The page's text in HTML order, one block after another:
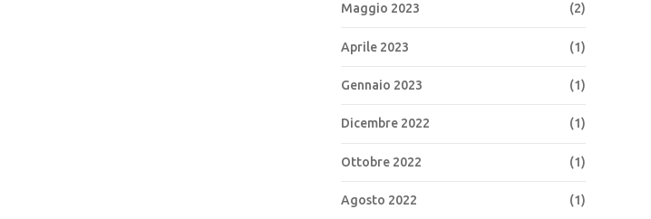
Maggio 2023 (2)
Aprile 2023 (1)
Gennaio 2023 (1)
Dicembre 2022 (1)
Ottobre 2022 (1)
Agosto 2022 (1)